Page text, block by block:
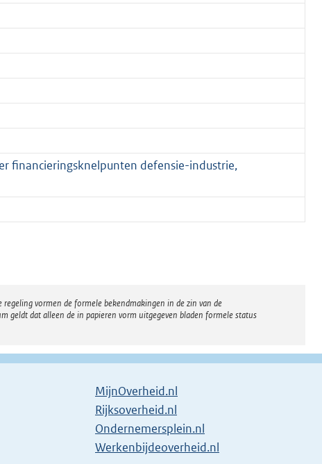
financieringsknelpunten defensie-industrie,
vormen de formele bekendmakingen in de zin van de
geldt dat alleen de in papieren vorm uitgegeven bladen formele status
MijnOverheid.nl
Rijksoverheid.nl
Ondernemersplein.nl
Werkenbijdeoverheid.nl